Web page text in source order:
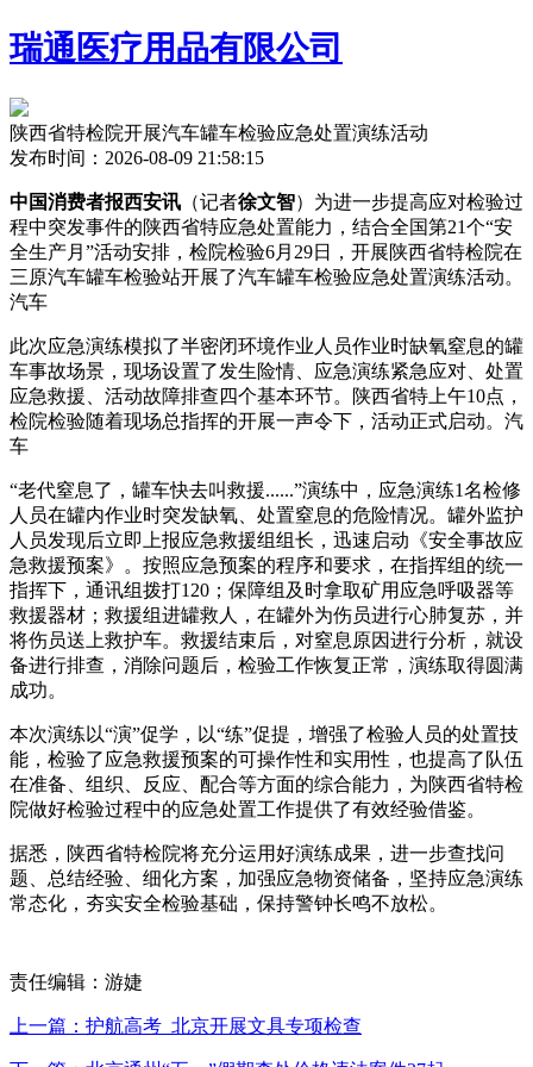
瑞通医疗用品有限公司
陕西省特检院开展汽车罐车检验应急处置演练活动
发布时间：2026-08-09 21:58:15
中国消费者报西安讯 （记者徐文智）为进一步提高应对检验过
程中突发事件的陕西省特应急处置能力，结合全国第21个“安
全生产月”活动安排，检院检验6月29日，开展陕西省特检院在
三原汽车罐车检验站开展了汽车罐车检验应急处置演练活动。
汽车
此次应急演练模拟了半密闭环境作业人员作业时缺氧窒息的罐
车事故场景，现场设置了发生险情、应急演练紧急应对、处置
应急救援、活动故障排查四个基本环节。陕西省特上午10点，
检院检验随着现场总指挥的开展一声令下，活动正式启动。汽
车
“老代窒息了，罐车快去叫救援......”演练中，应急演练1名检修
人员在罐内作业时突发缺氧、处置窒息的危险情况。罐外监护
人员发现后立即上报应急救援组组长，迅速启动《安全事故应
急救援预案》。按照应急预案的程序和要求，在指挥组的统一
指挥下，通讯组拨打120；保障组及时拿取矿用应急呼吸器等
救援器材；救援组进罐救人，在罐外为伤员进行心肺复苏，并
将伤员送上救护车。救援结束后，对窒息原因进行分析，就设
备进行排查，消除问题后，检验工作恢复正常，演练取得圆满
成功。
本次演练以“演”促学，以“练”促提，增强了检验人员的处置技
能，检验了应急救援预案的可操作性和实用性，也提高了队伍
在准备、组织、反应、配合等方面的综合能力，为陕西省特检
院做好检验过程中的应急处置工作提供了有效经验借鉴。
据悉，陕西省特检院将充分运用好演练成果，进一步查找问
题、总结经验、细化方案，加强应急物资储备，坚持应急演练
常态化，夯实安全检验基础，保持警钟长鸣不放松。
责任编辑：游婕
上一篇：护航高考 北京开展文具专项检查